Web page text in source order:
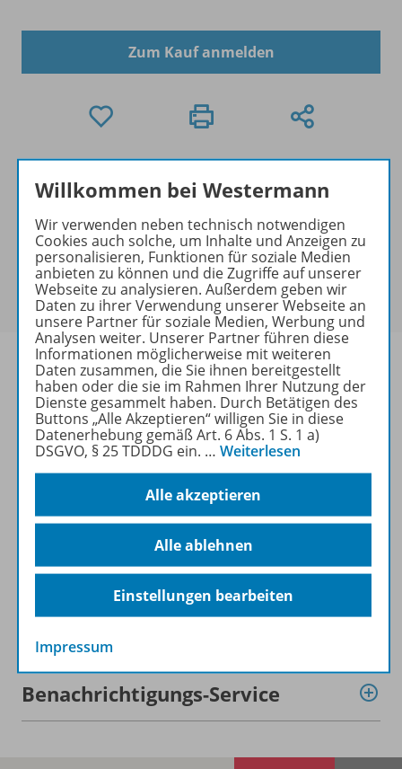
Zum Kauf anmelden
Dieses Produkt darf nur von
Ausbildern/Ausbilderinnen, Dozenten/Dozentinnen,
Erziehern/Erzieherinnen, Lehrkräften,
Referendaren/Referendarinnen,
Studenten/Studentinnen und Universitätslehrenden
erworben werden.
Produktinformationen
Lizenzbedingungen
Zugehörige Produkte
Demoversion
Benachrichtigungs-Service
Willkommen bei Westermann
Wir verwenden neben technisch notwendigen
Cookies auch solche, um Inhalte und Anzeigen zu
personalisieren, Funktionen für soziale Medien
anbieten zu können und die Zugriffe auf unserer
Webseite zu analysieren. Außerdem geben wir
Daten zu ihrer Verwendung unserer Webseite an
unsere Partner für soziale Medien, Werbung und
Analysen weiter. Unserer Partner führen diese
Informationen möglicherweise mit weiteren
Daten zusammen, die Sie ihnen bereitgestellt
haben oder die sie im Rahmen Ihrer Nutzung der
Dienste gesammelt haben. Durch Betätigen des
Buttons „Alle Akzeptieren“ willigen Sie in diese
Datenerhebung gemäß Art. 6 Abs. 1 S. 1 a)
DSGVO, § 25 TDDDG ein. … Weiterlesen
Alle akzeptieren
Alle ablehnen
Einstellungen bearbeiten
Impressum